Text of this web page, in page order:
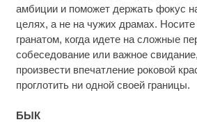
амбиции и поможет держать фокус
целях, а не на чужих драмах.
гранатом, когда идете на сложные
собеседование или важное
произвести впечатление роковой
проглотить ни одной своей границы.
БЫК